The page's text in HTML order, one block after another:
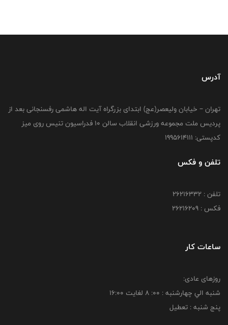
آدرس
تهران – خیابان ولیعصر(عج) ابتدای بزرگراه آیت اله هاشمی رفسنجانی بعد از
پردیس ملت مجموعه ورزشی انقلاب سالن 10 فدراسیون تنیس روی میز
کدپستی: 1995614111
تلفن و فکس
تلفن : 26216332
فکس : 26216209
ساعات کار
روزهای عادی:
شنبه الي چهارشنبه : 00: 8 لغايت 16:00
پنج شنبه : تعطیل